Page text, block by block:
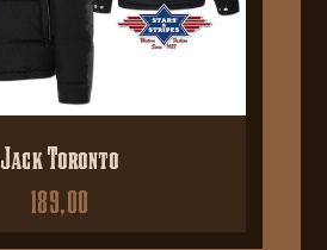
Jack Toronto
189,00